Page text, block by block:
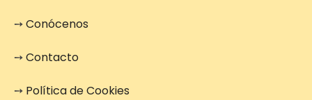
➙Conócenos
➙Contacto
➙ Política de Cookies